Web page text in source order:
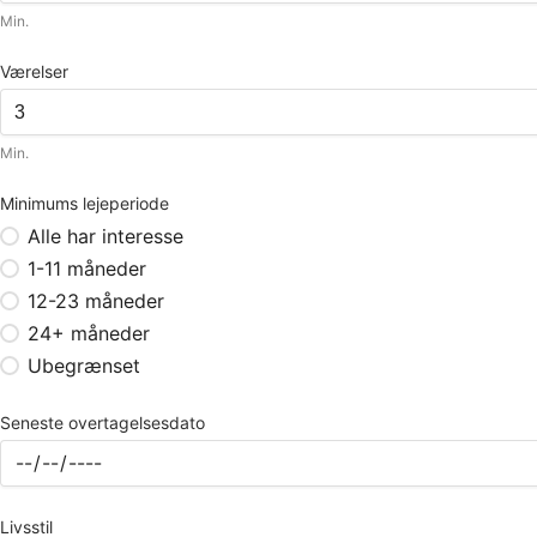
Min.
Værelser
Min.
Minimums lejeperiode
Alle har interesse
1-11 måneder
12-23 måneder
24+ måneder
Ubegrænset
Seneste overtagelsesdato
Livsstil